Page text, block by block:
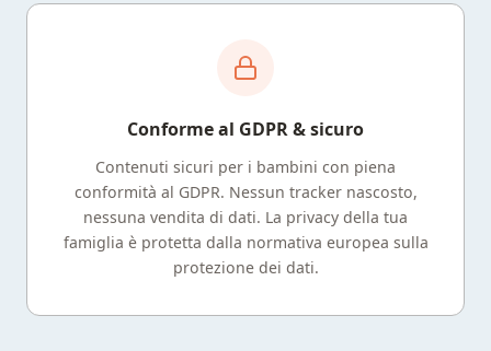
Conforme al GDPR & sicuro
Contenuti sicuri per i bambini con piena
conformità al GDPR. Nessun tracker nascosto,
nessuna vendita di dati. La privacy della tua
famiglia è protetta dalla normativa europea sulla
protezione dei dati.